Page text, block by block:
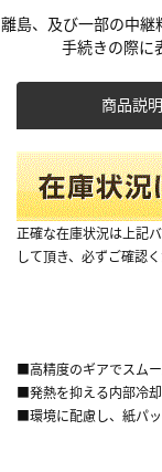
離島、及び一部の中
手続きの際に
商品説明
正確な在庫状況は上記
して頂き、必ずご確認く
■高精度のギアでスムー
■発熱を抑える内部冷却
■環境に配慮し、紙パッ